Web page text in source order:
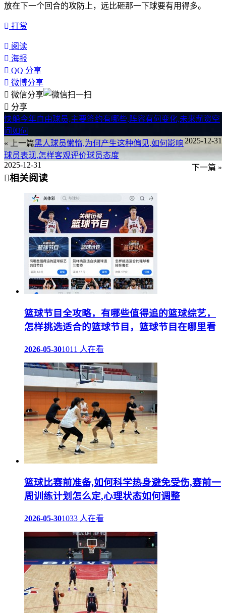
放在下一个回合的攻防上，远比砸那一下球要有用得多。
打赏
阅读
海报
QQ 分享
微博分享
微信分享
分享
快船今年自由球员,主要签约有哪些,阵容有何变化,未来薪资空
间如何
« 上一篇
2025-12-31
黑人球员懒惰,为何产生这种偏见,如何影响
球员表现,怎样客观评价球员态度
下一篇 »
2025-12-31
相关阅读
篮球节目全攻略，有哪些值得追的篮球综艺，
怎样挑选适合的篮球节目，篮球节目在哪里看
2026-05-301011 人在看
篮球比赛前准备,如何科学热身避免受伤,赛前一
周训练计划怎么定,心理状态如何调整
2026-05-301033 人在看